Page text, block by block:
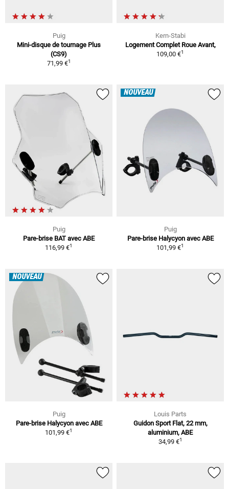
Puig
Mini-disque de tournage Plus
(CS9)
71,99 €1
Kern-Stabi
Logement Complet Roue Avant,
109,00 €1
Puig
Pare-brise BAT avec ABE
116,99 €1
NOUVEAU
Puig
Pare-brise Halycyon avec ABE
101,99 €1
NOUVEAU
Puig
Pare-brise Halycyon avec ABE
101,99 €1
Louis Parts
Guidon Sport Flat, 22 mm,
aluminium, ABE
34,99 €1